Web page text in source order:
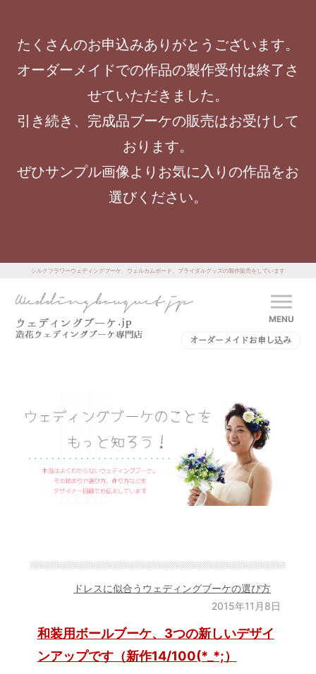
たくさんのお申込みありがとうございます。
オーダーメイドでの作品の製作受付は終了さ
せていただきました。
引き続き、完成品ブーケの販売はお受けして
おります。
ぜひサンプル画像よりお気に入りの作品をお
選びください。
シルクフラワーウェディングブーケ、ウェルカムボード、ブライダルグッズの製作販売をしています
MENU
オーダーメイドお申し込み
ドレスに似合うウェディングブーケの選び方
2015年11月8日
和装用ボールブーケ、3つの新しいデザイ
ンアップです（新作14/100(*_*;）